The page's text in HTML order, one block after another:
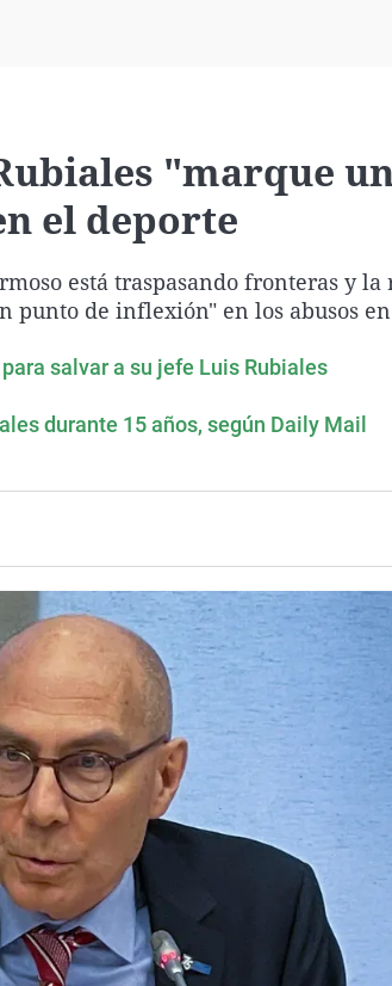
"marque
el deporte
está traspasando fronteras y
punto de inflexión" en los abusos
salvar a su jefe Luis Rubiales
durante 15 años, según Daily Mail